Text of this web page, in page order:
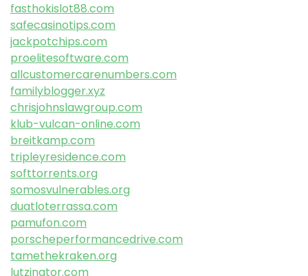
fasthokislot88.com
safecasinotips.com
jackpotchips.com
proelitesoftware.com
allcustomercarenumbers.com
familyblogger.xyz
chrisjohnslawgroup.com
klub-vulcan-online.com
breitkamp.com
tripleyresidence.com
softtorrents.org
somosvulnerables.org
duatloterrassa.com
pamufon.com
porscheperformancedrive.com
tamethekraken.org
lutzinator.com